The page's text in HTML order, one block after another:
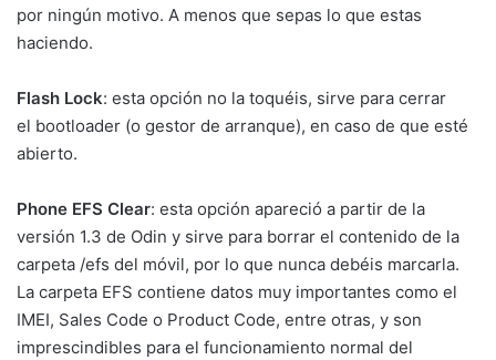
por ningún motivo. A menos que sepas lo que estas
haciendo.
Flash Lock: esta opción no la toquéis, sirve para cerrar
el bootloader (o gestor de arranque), en caso de que esté
abierto.
Phone EFS Clear: esta opción apareció a partir de la
versión 1.3 de Odin y sirve para borrar el contenido de la
carpeta /efs del móvil, por lo que nunca debéis marcarla.
La carpeta EFS contiene datos muy importantes como el
IMEI, Sales Code o Product Code, entre otras, y son
imprescindibles para el funcionamiento normal del